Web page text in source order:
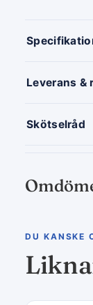
Leverans &
Skötselråd
DU KANSKE